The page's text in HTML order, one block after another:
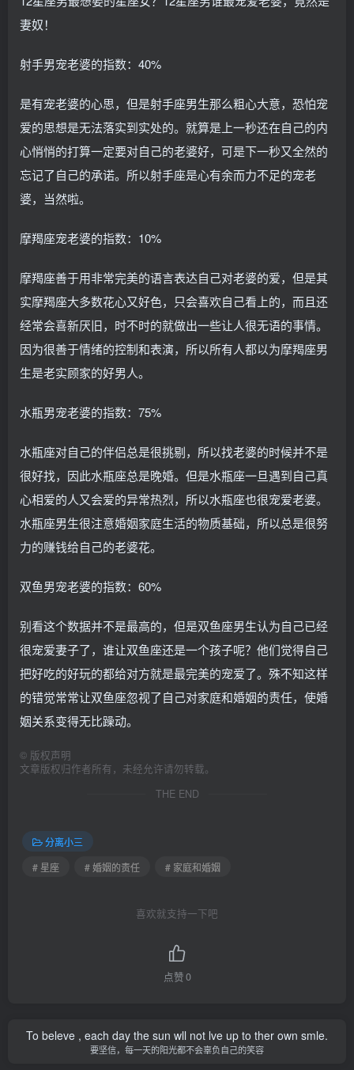
妻奴！
射手男宠老婆的指数：40%
是有宠老婆的心思，但是射手座男生那么粗心大意，恐怕宠
爱的思想是无法落实到实处的。就算是上一秒还在自己的内
心悄悄的打算一定要对自己的老婆好，可是下一秒又全然的
忘记了自己的承诺。所以射手座是心有余而力不足的宠老
婆，当然啦。
摩羯座宠老婆的指数：10%
摩羯座善于用非常完美的语言表达自己对老婆的爱，但是其
实摩羯座大多数花心又好色，只会喜欢自己看上的，而且还
经常会喜新厌旧，时不时的就做出一些让人很无语的事情。
因为很善于情绪的控制和表演，所以所有人都以为摩羯座男
生是老实顾家的好男人。
水瓶男宠老婆的指数：75%
水瓶座对自己的伴侣总是很挑剔，所以找老婆的时候并不是
很好找，因此水瓶座总是晚婚。但是水瓶座一旦遇到自己真
心相爱的人又会爱的异常热烈，所以水瓶座也很宠爱老婆。
水瓶座男生很注意婚姻家庭生活的物质基础，所以总是很努
力的赚钱给自己的老婆花。
双鱼男宠老婆的指数：60%
别看这个数据并不是最高的，但是双鱼座男生认为自己已经
很宠爱妻子了，谁让双鱼座还是一个孩子呢？他们觉得自己
把好吃的好玩的都给对方就是最完美的宠爱了。殊不知这样
的错觉常常让双鱼座忽视了自己对家庭和婚姻的责任，使婚
姻关系变得无比躁动。
© 版权声明
文章版权归作者所有，未经允许请勿转载。
THE END
分离小三
# 星座
# 婚姻的责任 # 家庭和婚姻
喜欢就支持一下吧
点赞0
To beleve , each day the sun wll not lve up to ther own smle.
要坚信，每一天的阳光都不会辜负自己的笑容